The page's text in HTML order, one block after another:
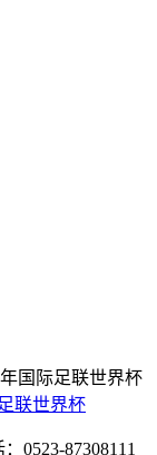
年国际足联世界杯
联世界杯
0523-87308111